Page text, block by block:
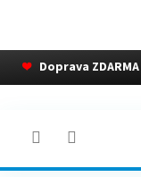
❤ Doprava ZDARMA